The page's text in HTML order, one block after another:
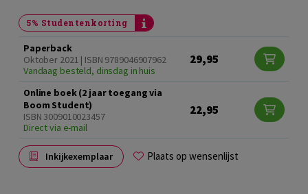
5% Studentenkorting
Paperback
Oktober 2021 | ISBN 9789046907962
Vandaag besteld, dinsdag in huis
29,95
Online boek (2 jaar toegang via
Boom Student)
ISBN 3009010023457
Direct via e-mail
22,95
Inkijkexemplaar Plaats op wensenlijst